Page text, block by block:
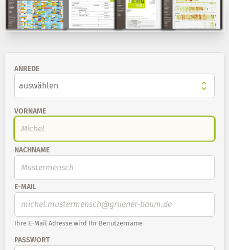
ANREDE
VORNAME
NACHNAME
E-MAIL
Ihre E-Mail Adresse wird Ihr Benutzername
PASSWORT